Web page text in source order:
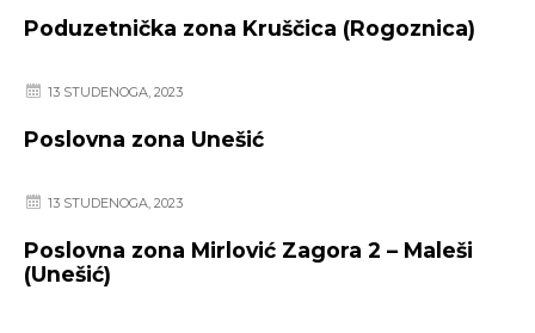
Poduzetnička zona Kruščica (Rogoznica)
13 STUDENOGA, 2023
Poslovna zona Unešić
13 STUDENOGA, 2023
Poslovna zona Mirlović Zagora 2 – Maleši
(Unešić)